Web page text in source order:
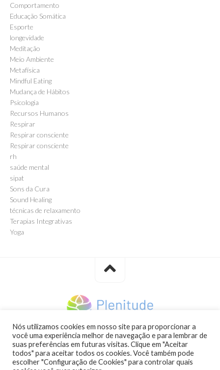
Comportamento
Educação Somática
Esporte
longevidade
Meditação
Meio Ambiente
Metafísica
Mindful Eating
Mudança de Hábitos
Psicologia
Recursos Humanos
Respirar
Respirar consciente
Respirar consciente
rh
saúde mental
sipat
Sons da Cura
Sound Healing
técnicas de relaxamento
Terapias Integrativas
Yoga
Plenitude Bem-Estar © 2021. All Rights Reserved | Afterpix
Marketing
Nós utilizamos cookies em nosso site para proporcionar a
você uma experiência melhor de navegação e para lembrar de
suas preferências em futuras visitas. Clique em "Aceitar
todos" para aceitar todos os cookies. Você também pode
escolher "Configuração de Cookies" para controlar quais